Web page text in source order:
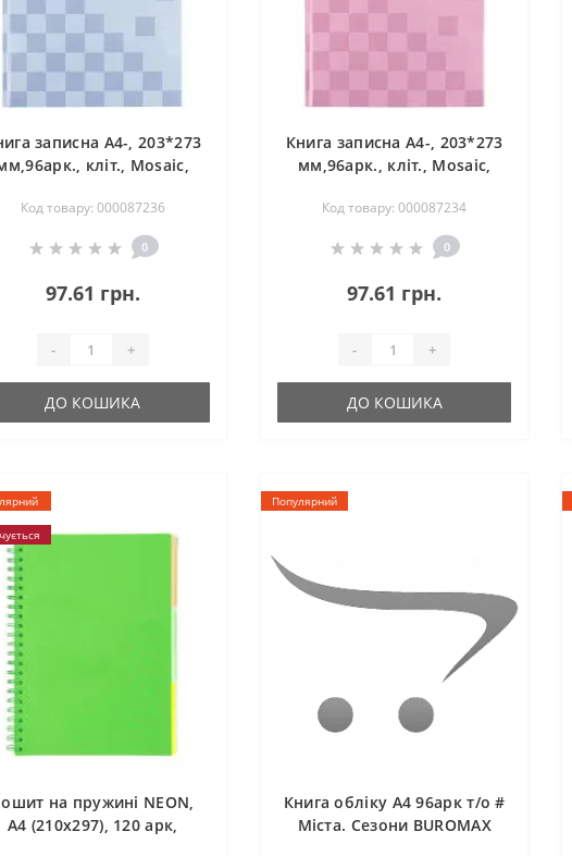
записна А4-, 203*273
кліт., Mosaic,
Код товару: 000087236
0
97.61 грн.
- +
ДО КОШИКА
Книга записна А4-, 203*273
мм,96арк., кліт., Mosaic,
Код товару: 000087234
0
97.61 грн.
- +
ДО КОШИКА
на пружині NEON,
А4 (210x297), 120 арк,
Популярний
Книга обліку А4 96арк т/о #
Міста. Сезони ВUROМAX